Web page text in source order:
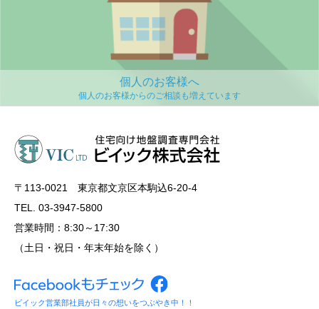
個人のお客様へ
〒113‐0021 東京都文京区本駒込6-20-4
TEL. 03-3947-5800
営業時間：8:30～17:30
（土日・祝日・年末年始を除く）
ビイック営業部社員が日々の想いをつぶやき中！！